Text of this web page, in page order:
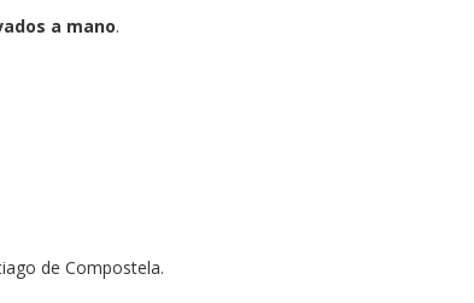
a mano.
de Compostela.